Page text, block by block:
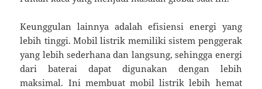
Keunggulan lainnya adalah efisiensi energi yang
lebih tinggi. Mobil listrik memiliki sistem penggerak
yang lebih sederhana dan langsung, sehingga energi
dari baterai dapat digunakan dengan lebih
maksimal. Ini membuat mobil listrik lebih hemat